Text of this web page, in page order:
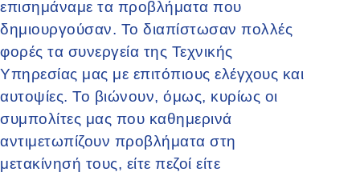
επισημάναμε τα προβλήματα που
δημιουργούσαν. Το διαπίστωσαν πολλές
φορές τα συνεργεία της Τεχνικής
Υπηρεσίας μας με επιτόπιους ελέγχους και
αυτοψίες. Το βιώνουν, όμως, κυρίως οι
συμπολίτες μας που καθημερινά
αντιμετωπίζουν προβλήματα στη
μετακίνησή τους, είτε πεζοί είτε